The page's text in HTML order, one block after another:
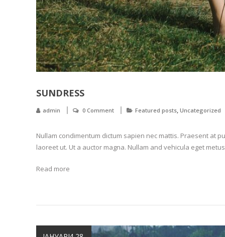
SUNDRESS
admin 0 Comment Featured posts Uncategorized
Nullam condimentum dictum sapien nec mattis. Praesent at
laoreet ut. Ut a auctor magna. Nullam and vehicula eget
Read more